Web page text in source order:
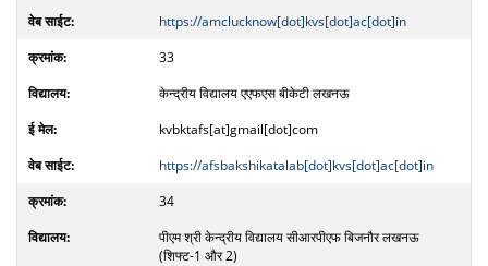
https://amclucknow[dot]kvs[dot]ac[dot]in
33
केन्द्रीय विद्यालय एएफएस बीकेटी लखनऊ
kvbktafs[at]gmail[dot]com
https://afsbakshikatalab[dot]kvs[dot]ac[dot]in
34
पीएम श्री केन्द्रीय विद्यालय सीआरपीएफ बिजनौर लखनऊ
(शिफ्ट-1 और 2)